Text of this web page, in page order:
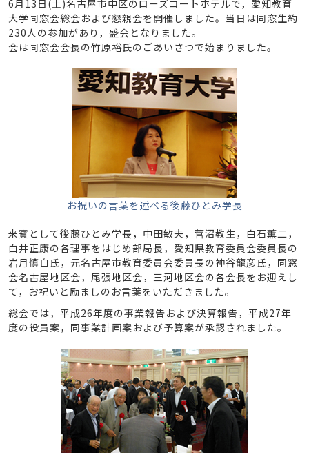
6月13日(土)名古屋市中区のローズコートホテルで，愛知教育
大学同窓会総会および懇親会を開催しました。当日は同窓生約
230人の参加があり，盛会となりました。
会は同窓会会長の竹原裕氏のごあいさつで始まりました。
お祝いの言葉を述べる後藤ひとみ学長
来賓として後藤ひとみ学長，中田敏夫，菅沼教生，白石薫二，
白井正康の各理事をはじめ部局長，愛知県教育委員会委員長の
岩月慎自氏，元名古屋市教育委員会委員長の神谷龍彦氏，同窓
会名古屋地区会，尾張地区会，三河地区会の各会長をお迎えし
て，お祝いと励ましのお言葉をいただきました。
総会では，平成26年度の事業報告および決算報告，平成27年
度の役員案，同事業計画案および予算案が承認されました。